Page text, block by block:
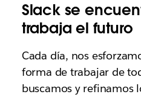
Slack se
trabaja el futuro
Cada día, nos
forma de trabajar de
buscamos y refinamos